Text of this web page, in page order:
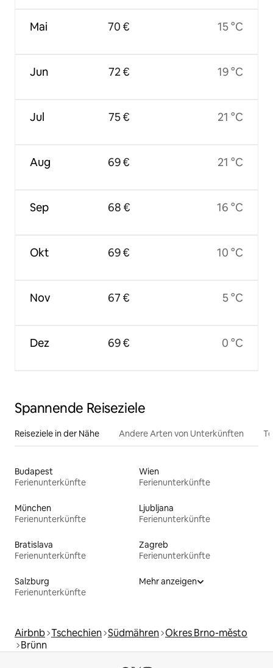
Mai
Jun
Jul
Aug
Sep
Okt
Nov
Dez
70 €
72 €
75 €
69 €
68 €
69 €
67 €
69 €
15 °C
19 °C
21 °C
21 °C
16 °C
10 °C
5 °C
0 °C
Spannende Reiseziele
Reiseziele in der Nähe Andere Arten von Unterkünften
Budapest
Ferienunterkünfte
Wien
Ferienunterkünfte
München
Ferienunterkünfte
Ljubljana
Ferienunterkünfte
Bratislava
Ferienunterkünfte
Zagreb
Ferienunterkünfte
Salzburg
Ferienunterkünfte
Mehr anzeigen
Airbnb Tschechien Südmähren Okres Brno-město
Brünn